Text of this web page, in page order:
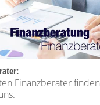
Finanzberater finden